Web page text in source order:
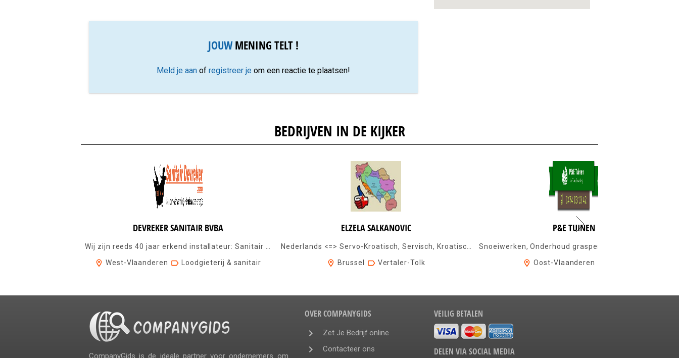
JOUWMENING TELT !
Meld je aan of registreer je om een reactie te plaatsen!
BEDRIJVEN IN DE KIJKER
DEVREKER SANITAIR BVBA
West-Vlaanderen
Loodgieterij & sanitair
ELZELA SALKANOVIC
Brussel
Vertaler-Tolk
P&E TUINEN
Oost-Vlaanderen
CompanyGids is de ideale partner voor ondernemers om
OVER COMPANYGIDS
Zet Je Bedrijf online
Contacteer ons
VEILIG BETALEN
DELEN VIA SOCIAL MEDIA